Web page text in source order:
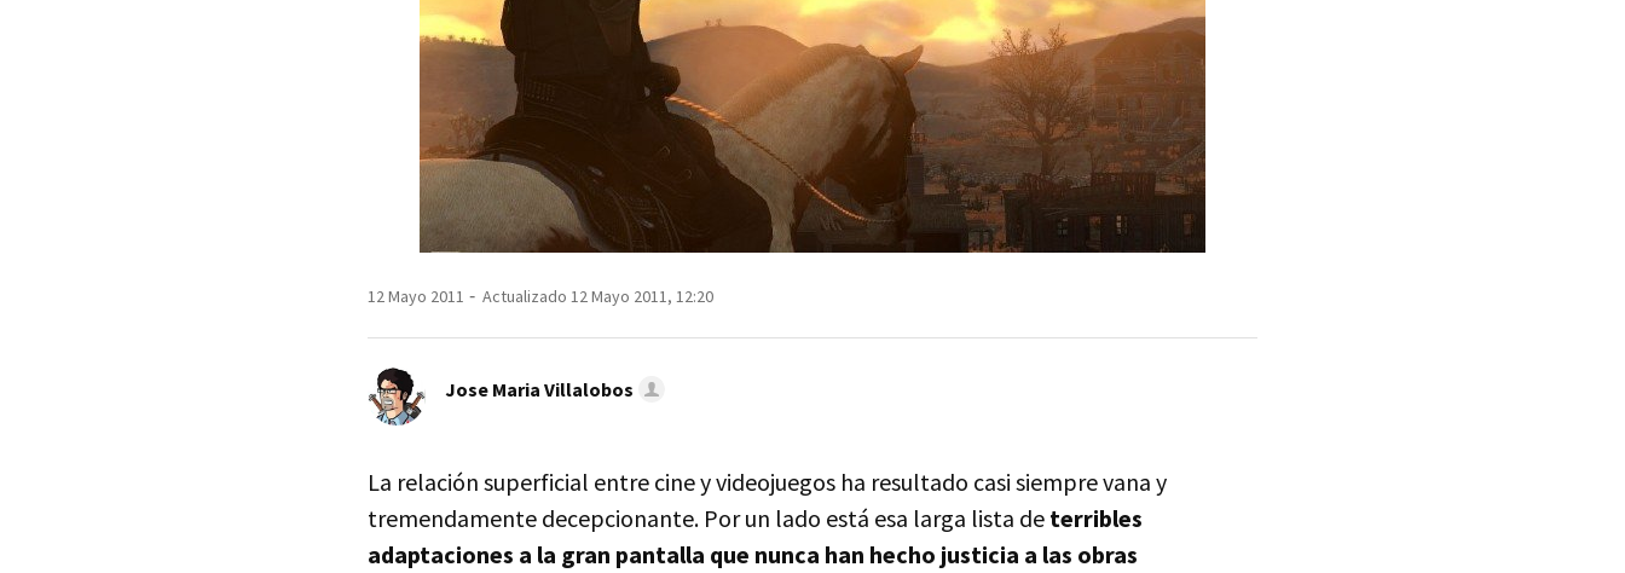
12 Mayo 2011 Actualizado 12 Mayo 2011, 12:20
Jose Maria Villalobos
La relación superficial entre cine y videojuegos ha resultado casi siempre vana y
tremendamente decepcionante. Por un lado está esa larga lista de terribles
adaptaciones a la gran pantalla que nunca han hecho justicia a las obras